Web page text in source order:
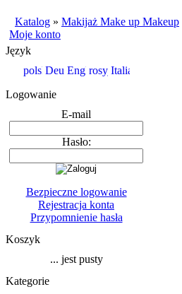
Katalog » Makijaż Make up Makeup
Moje konto
Język
Logowanie
E-mail
Hasło:
Bezpieczne logowanie
Rejestracja konta
Przypomnienie hasła
Koszyk
... jest pusty
Kategorie